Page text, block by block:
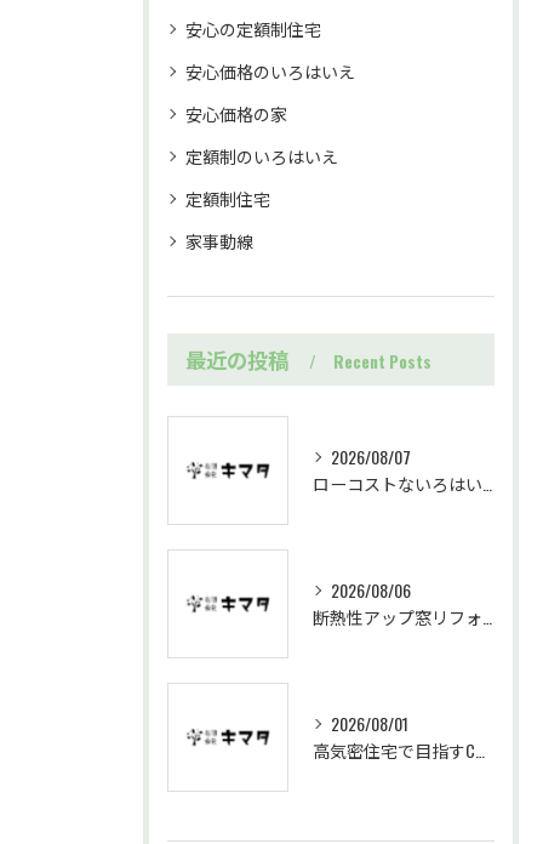
安心の定額制住宅
安心価格のいろはいえ
安心価格の家
定額制のいろはいえ
定額制住宅
家事動線
最近の投稿 Recent Posts
2026/08/07
2026/08/06
2026/08/01